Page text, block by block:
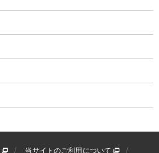
当サイトのご利用について